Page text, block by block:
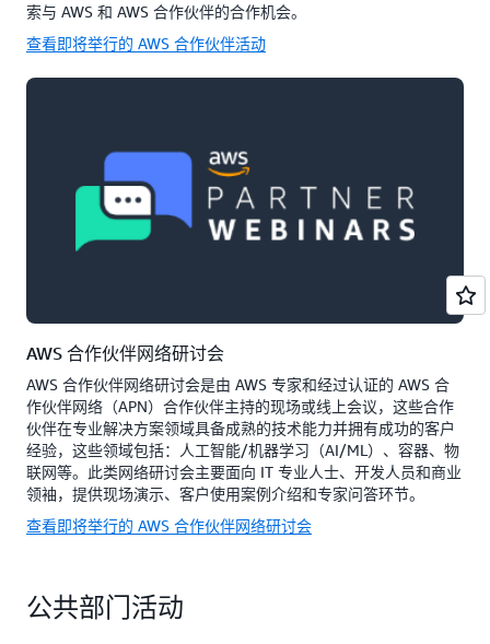
索与 AWS 和 AWS 合作伙伴的合作机会。
查看即将举行的 AWS 合作伙伴活动
AWS 合作伙伴网络研讨会
AWS 合作伙伴网络研讨会是由 AWS 专家和经过认证的 AWS 合
作伙伴网络（APN）合作伙伴主持的现场或线上会议，这些合作
伙伴在专业解决方案领域具备成熟的技术能力并拥有成功的客户
经验，这些领域包括：人工智能/机器学习（AI/ML）、容器、物
联网等。此类网络研讨会主要面向 IT 专业人士、开发人员和商业
领袖，提供现场演示、客户使用案例介绍和专家问答环节。
查看即将举行的 AWS 合作伙伴网络研讨会
公共部门活动